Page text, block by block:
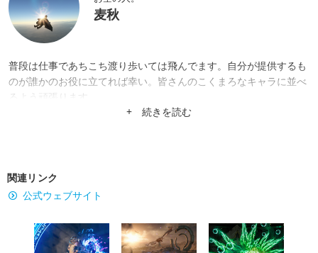
麦秋
普段は仕事であちこち渡り歩いては飛んでます。自分が提供するも
のが誰かのお役に立てれば幸い。皆さんのこくまろなキャラに並べ
るよう頑張ります。
+ 続きを読む
関連リンク
公式ウェブサイト